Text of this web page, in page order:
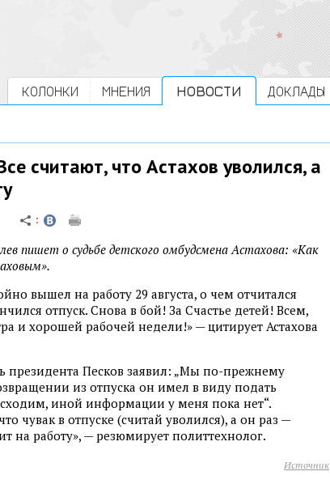
КОЛОНКИ МНЕНИЯ НОВОСТИ ДОКЛАДЫ
считают, что Астахов уволился, а
пишет о судьбе детского омбудсмена Астахова: «Как
вышел на работу 29 августа, о чем отчитался
отпуск. Снова в бой! За Счастье детей! Всем,
и хорошей рабочей недели!» — цитирует Астахова
президента Песков заявил: „Мы по-прежнему
из отпуска он имел в виду подать
иной информации у меня пока нет“.
чувак в отпуске (считай уволился), а он раз —
на работу», — резюмирует политтехнолог.
Источник